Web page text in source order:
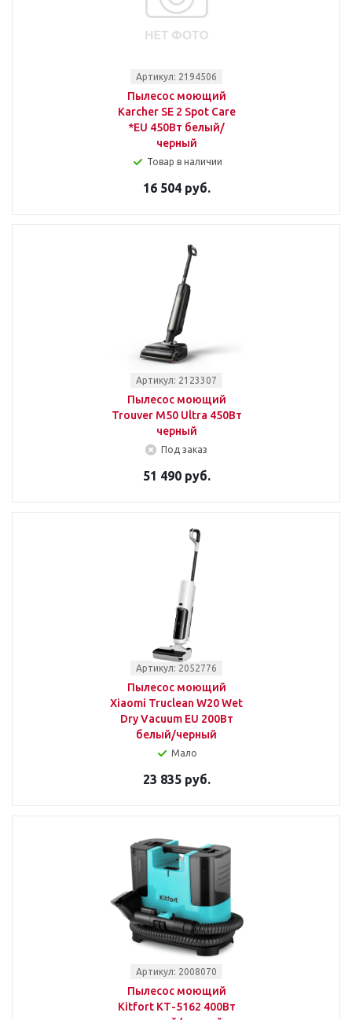
Артикул: 2194506
Пылесос моющий
Karcher SE 2 Spot Care
*EU 450Вт белый/
черный
Товар в наличии
16 504 руб.
Артикул: 2123307
Пылесос моющий
Trouver M50 Ultra 450Вт
черный
Под заказ
51 490 руб.
Артикул: 2052776
Пылесос моющий
Xiaomi Truclean W20 Wet
Dry Vacuum EU 200Вт
белый/черный
Мало
23 835 руб.
Артикул: 2008070
Пылесос моющий
Kitfort КТ-5162 400Вт